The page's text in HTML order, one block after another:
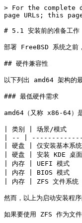
> For the complete documentation index, see [llms.txt](https://book.bsdcn.org/llms.txt). Markdown versions of documentation pages are available by appending `.md` to page URLs; this page is available as [Markdown](https://book.bsdcn.org/di-5-zhang-freebsd-an-zhuang-ji-chu/di-5.1-jie-an-zhuang-qian-de-zhun-bei-gong-zuo.md).

# 5.1 安装前的准备工作

部署 FreeBSD 系统之前，需完成硬件兼容性评估、安装介质准备与制作等前期工作。

## 硬件兼容性

以下列出 amd64 架构的最低硬件配置与硬件兼容性查询方法。

### 最低硬件需求

amd64（又称 x86-64）是 64 位 x86 架构的扩展，广泛应用于现代个人计算机与服务器。15.0-RELEASE 版本在虚拟机环境中测得的最低硬件需求如下：

| 类别 | 场景/模式                   | 最低需求     |
| -- | ----------------------- | -------- |
| 硬盘 | 仅安装基本系统                 | 约 550 MB |
| 硬盘 | 安装 KDE 桌面环境（通过 pkg 安装后） | 约 15 GB  |
| 内存 | UEFI 模式                 | 256 MB   |
| 内存 | BIOS 模式                 | 96 MB    |
| 内存 | ZFS 文件系统（最低）            | 2 GB     |

然而，以上为启动安装程序的理论最小值；为了保证基本的系统可用性，实际内存容量应不小于 256 MB。

如果要使用 ZFS 作为文件系统，OpenZFS 项目官方建议设备至少应搭载 2 GB 内存（推荐 8 GB 以上以获得最佳性能），内存低于此值时，可能需要对 ZFS 参数手动调优。

### 实测硬